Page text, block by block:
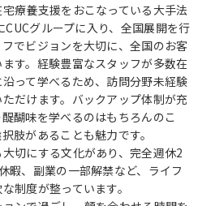
療養支援をおこなっている大手法
グループに入り、全国展開を行
でビジョンを大切に、全国のお客
す。経験豊富なスタッフが多数在
って学べるため、訪問分野未経験
だけます。バックアップ体制が充
醐味を学べるのはもちろんのこ
肢があることも魅力です。
切にする文化があり、完全週休2
暇、副業の一部解禁など、ライフ
制度が整っています。